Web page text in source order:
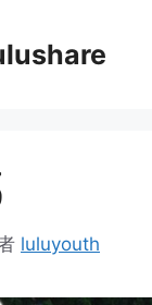
luluyouth